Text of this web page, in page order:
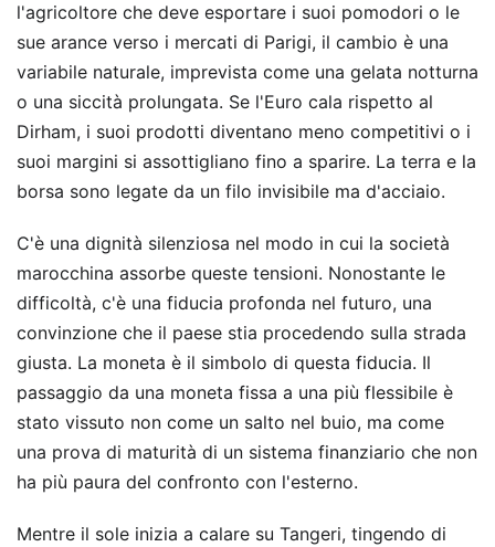
l'agricoltore che deve esportare i suoi pomodori o le
sue arance verso i mercati di Parigi, il cambio è una
variabile naturale, imprevista come una gelata notturna
o una siccità prolungata. Se l'Euro cala rispetto al
Dirham, i suoi prodotti diventano meno competitivi o i
suoi margini si assottigliano fino a sparire. La terra e la
borsa sono legate da un filo invisibile ma d'acciaio.
C'è una dignità silenziosa nel modo in cui la società
marocchina assorbe queste tensioni. Nonostante le
difficoltà, c'è una fiducia profonda nel futuro, una
convinzione che il paese stia procedendo sulla strada
giusta. La moneta è il simbolo di questa fiducia. Il
passaggio da una moneta fissa a una più flessibile è
stato vissuto non come un salto nel buio, ma come
una prova di maturità di un sistema finanziario che non
ha più paura del confronto con l'esterno.
Mentre il sole inizia a calare su Tangeri, tingendo di